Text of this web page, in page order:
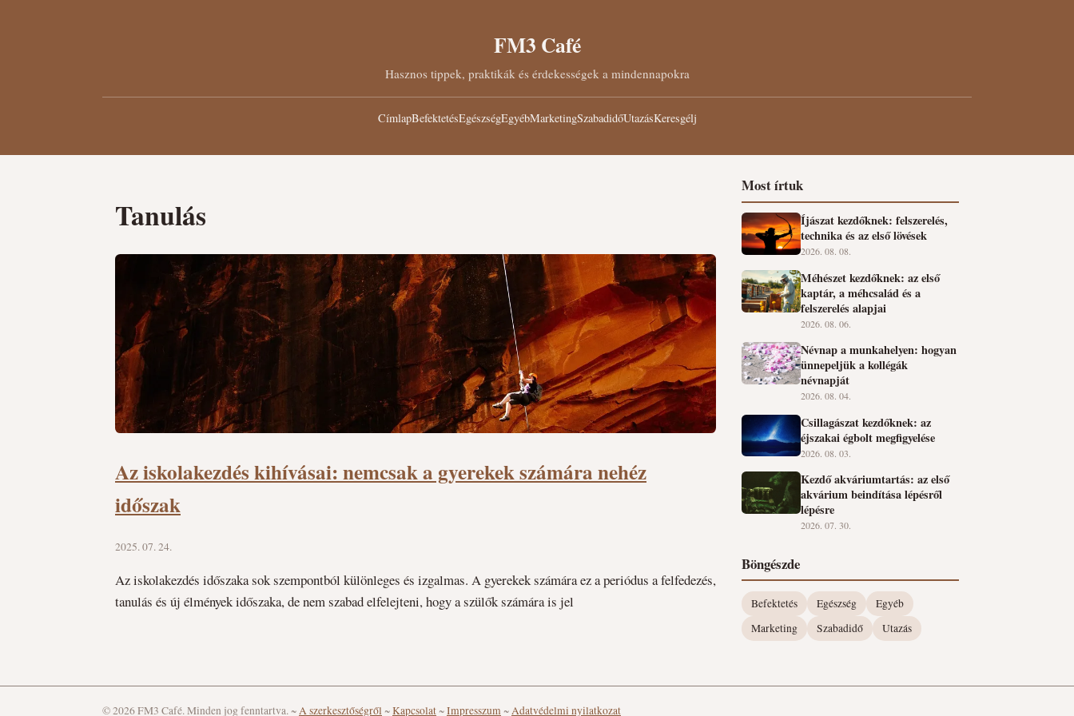
FM3 Café
Hasznos tippek, praktikák és érdekességek a mindennapokra
CímlapBefektetésEgészségEgyébMarketingSzabadidőUtazásKeresgélj
Tanulás
Az iskolakezdés kihívásai: nemcsak a gyerekek számára nehéz
időszak
2025. 07. 24.
Az iskolakezdés időszaka sok szempontból különleges és izgalmas. A gyerekek számára ez a periódus a felfedezés,
tanulás és új élmények időszaka, de nem szabad elfelejteni, hogy a szülők számára is jel
Most írtuk
Íjászat kezdőknek: felszerelés,
technika és az első lövések
2026. 08. 08.
Méhészet kezdőknek: az első
kaptár, a méhcsalád és a
felszerelés alapjai
2026. 08. 06.
Névnap a munkahelyen: hogyan
ünnepeljük a kollégák
névnapját
2026. 08. 04.
Csillagászat kezdőknek: az
éjszakai égbolt megfigyelése
2026. 08. 03.
Kezdő akváriumtartás: az első
akvárium beindítása lépésről
lépésre
2026. 07. 30.
Böngészde
Befektetés Egészség
Egyéb
Marketing
Szabadidő Utazás
© 2026 FM3 Café. Minden jog fenntartva. ~A szerkesztőségről ~Kapcsolat ~Impresszum ~Adatvédelmi nyilatkozat